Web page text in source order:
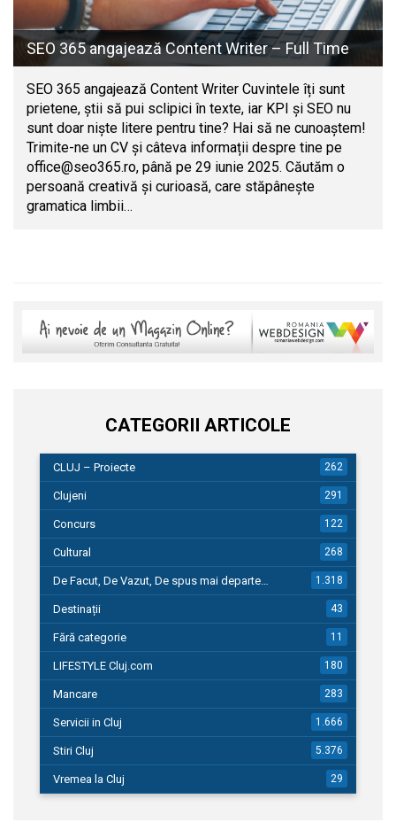
SEO 365 angajează Content Writer – Full Time
SEO 365 angajează Content Writer Cuvintele îți sunt
prietene, știi să pui sclipici în texte, iar KPI și SEO nu
sunt doar niște litere pentru tine? Hai să ne cunoaștem!
Trimite-ne un CV și câteva informații despre tine pe
office@seo365.ro, până pe 29 iunie 2025. Căutăm o
persoană creativă și curioasă, care stăpânește
gramatica limbii…
CATEGORII ARTICOLE
CLUJ – Proiecte 262
Clujeni 291
Concurs 122
Cultural 268
De Facut, De Vazut, De spus mai departe… 1.318
Destinații 43
Fără categorie 11
LIFESTYLE Cluj.com 180
Mancare 283
Servicii in Cluj 1.666
Stiri Cluj 5.376
Vremea la Cluj 29